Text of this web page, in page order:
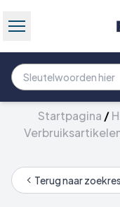
Startpagina /
Terug naar